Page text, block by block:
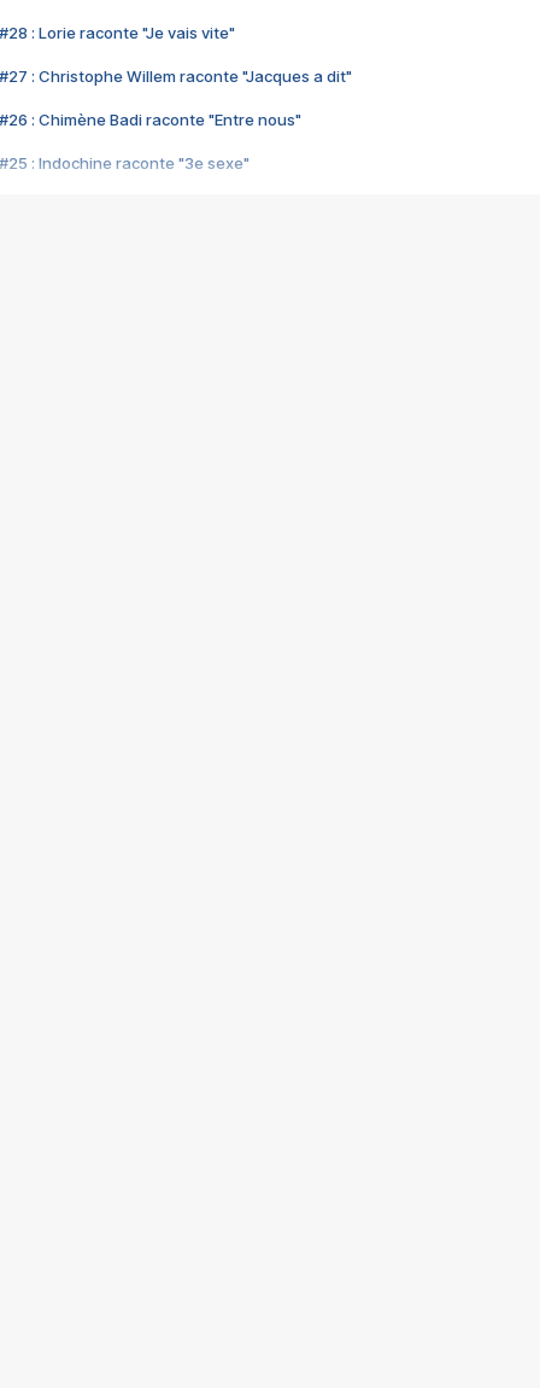
#28 : Lorie raconte "Je vais vite"
#27 : Christophe Willem raconte "Jacques a dit"
#26 : Chimène Badi raconte "Entre nous"
#25 : Indochine raconte "3e sexe"